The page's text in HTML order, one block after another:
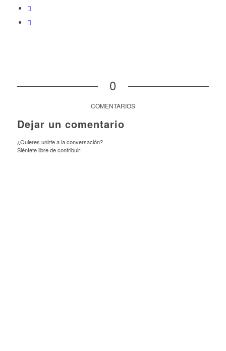
0
COMENTARIOS
Dejar un comentario
¿Quieres unirte a la conversación?
Siéntete libre de contribuir!